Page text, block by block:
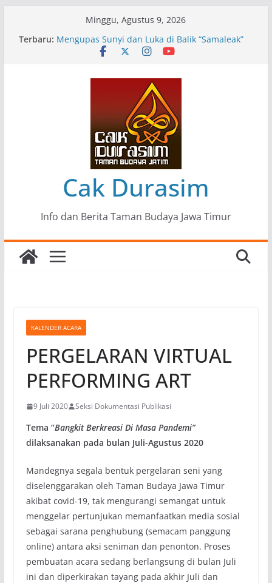
Minggu, Agustus 9, 2026
Terbaru: Pameran Lukisan Komunitas Patria Seni Rupa
Kota Blitar : Ketika “Bergerak” Menjadi Mantra
Mengupas Sunyi dan Luka di Balik “Samaleak”
Menjaga Marwah Seni dan Budaya: Catatan
Kunjungan Kerja Ir. Bambang Haryo Soekartono
(BHS) Anggota DPR RI ke Taman Budaya Jawa
Pameran Tunggal 35 Karya Agus Koecink
“Tumbang Tambang”, Ungkapan Kritis Tentang
Derita Pekerja Pertambangan
Cak Durasim
Info dan Berita Taman Budaya Jawa Timur
KALENDER ACARA
PERGELARAN VIRTUAL
PERFORMING ART
9 Juli 2020 Seksi Dokumentasi Publikasi
Tema “Bangkit Berkreasi Di Masa Pandemi”
dilaksanakan pada bulan Juli-Agustus 2020
Mandegnya segala bentuk pergelaran seni yang
diselenggarakan oleh Taman Budaya Jawa Timur
akibat covid-19, tak mengurangi semangat untuk
menggelar pertunjukan memanfaatkan media sosial
sebagai sarana penghubung (semacam panggung
online) antara aksi seniman dan penonton. Proses
pembuatan acara sedang berlangsung di bulan Juli
ini dan diperkirakan tayang pada akhir Juli dan